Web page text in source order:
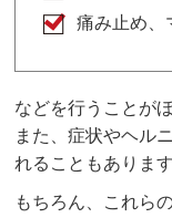
痛み止め、
などを行うことが
また、症状やヘル
れることもあります
もちろん、これら